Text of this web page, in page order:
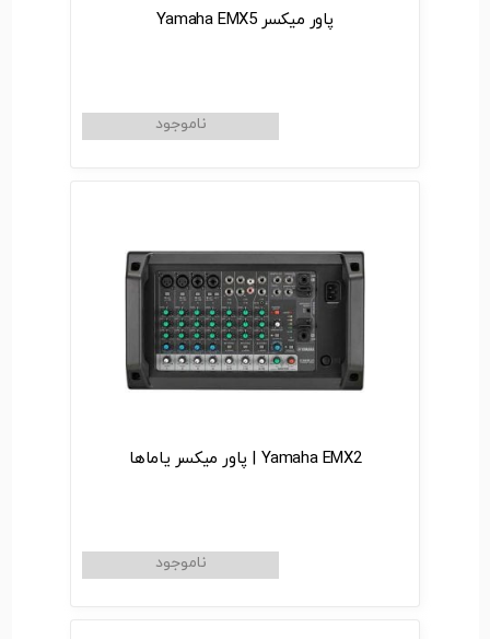
پاور میکسر Yamaha EMX5
Yamaha EMX2 | پاور میکسر یاماها